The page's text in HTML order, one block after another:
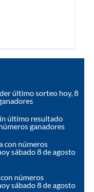
último sorteo hoy, 8
último resultado
ganadores
con números
sábado 8 de agosto
números
sábado 8 de agosto